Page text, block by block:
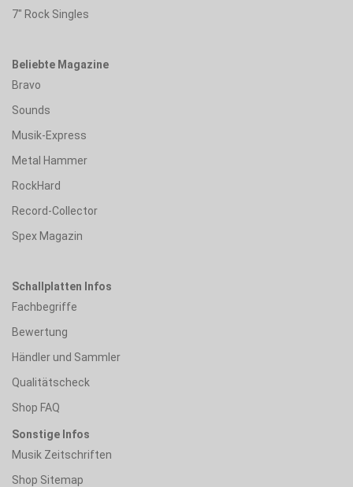
7" Rock Singles
Beliebte Magazine
Bravo
Sounds
Musik-Express
Metal Hammer
RockHard
Record-Collector
Spex Magazin
Schallplatten Infos
Fachbegriffe
Bewertung
Händler und Sammler
Qualitätscheck
Shop FAQ
Sonstige Infos
Musik Zeitschriften
Shop Sitemap